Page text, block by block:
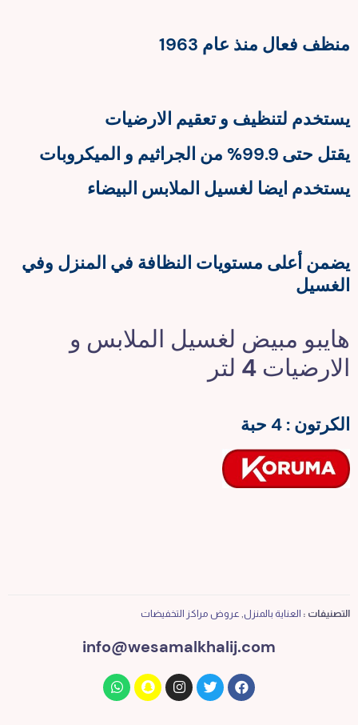
منظف فعال منذ عام 1963
يستخدم لتنظيف و تعقيم الارضيات
يقتل حتى 99.9% من الجراثيم و الميكروبات
يستخدم ايضا لغسيل الملابس البيضاء
يضمن أعلى مستويات النظافة في المنزل وفي
الغسيل
هايبو مبيض لغسيل الملابس و
الارضيات 4 لتر
الكرتون : 4 حبة
التصنيفات : العناية بالمنزل, عروض مراكز التخفيضات
info@wesamalkhalij.com